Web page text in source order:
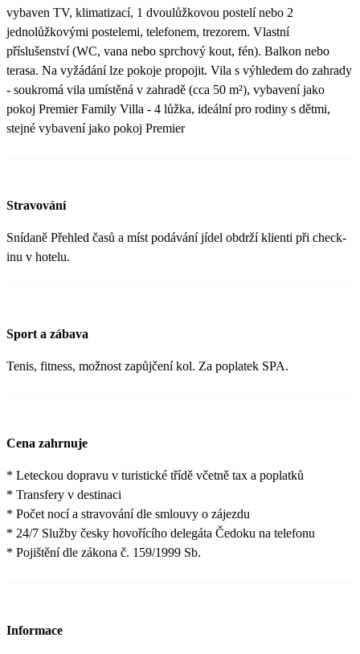
vybaven TV, klimatizací, 1 dvoulůžkovou postelí nebo 2
jednolůžkovými postelemi, telefonem, trezorem. Vlastní
příslušenství (WC, vana nebo sprchový kout, fén). Balkon nebo
terasa. Na vyžádání lze pokoje propojit. Vila s výhledem do zahrady
- soukromá vila umístěná v zahradě (cca 50 m²), vybavení jako
pokoj Premier Family Villa - 4 lůžka, ideální pro rodiny s dětmi,
stejné vybavení jako pokoj Premier
Stravování
Snídaně Přehled časů a míst podávání jídel obdrží klienti při check-
inu v hotelu.
Sport a zábava
Tenis, fitness, možnost zapůjčení kol. Za poplatek SPA.
Cena zahrnuje
* Leteckou dopravu v turistické třídě včetně tax a poplatků
* Transfery v destinaci
* Počet nocí a stravování dle smlouvy o zájezdu
* 24/7 Služby česky hovořícího delegáta Čedoku na telefonu
* Pojištění dle zákona č. 159/1999 Sb.
Informace